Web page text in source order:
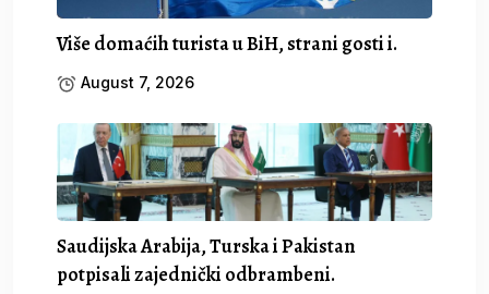
Više domaćih turista u BiH, strani gosti i.
August 7, 2026
Saudijska Arabija, Turska i Pakistan
potpisali zajednički odbrambeni.